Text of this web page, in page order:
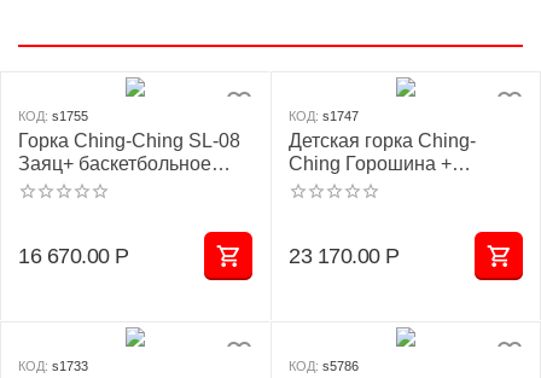
КОД: s1755
Горка Ching-Ching SL-08
Заяц+ баскетбольное
кольцо + качели
16 670.00 Р
КОД: s1747
Детская горка Ching-
Ching Горошина +
баскетбольное кольцо SL-
23 170.00 Р
КОД: s1733 КОД: s5786